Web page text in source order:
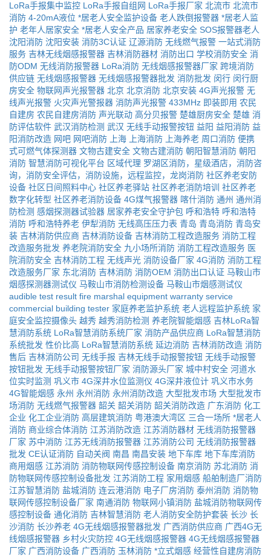
LoRa手报集中监控 LoRa手报自组网 LoRa手报厂家 北流市 北流市
消防 4-20mA液位 *居老人安全监护设备 老人跌倒报警器 *居老人监
护 老年人居家安全 *居老人安全产品 居家养老安全 SOS报警器老人
沈阳消防 沈阳安装 消防3C认证 辽源消防 无线燃气报警 一站式消防
服务 吉林无线烟感报警器 吉林消防器材 消防出口 学校消防安全 消
防ODM 无线消防报警器 LoRa消防 无线烟感报警器厂家 跨境消防
供应链 无线烟感报警器 无线烟感报警器批发 消防批发 闵行 闵行厨
房安全 物联网声光报警器 北京 北京消防 北京安装 4G声光报警 无
线声光报警 火灾声光警报器 消防声光报警 433MHz 即装即用 农民
自建房 农民自建房消防 声光联动 高分贝报警 楚雄厨房安全 楚雄 消
防评估软件 武汉消防检测 武汉 无线手动报警按钮 益阳 益阳消防 益
阳消防改造 网吧 网吧消防 上海 上海消防 上海养老 周口消防 便携
式可燃气体探测器 文物古建安全 文物古建消防 朝阳智慧消防 朝阳
消防 智慧消防可视化平台 区域代理 罗湖区消防，星级酒店，消防咨
询，消防安全评估，消防设施，远程监控，龙岗消防 社区养老安防
设备 社区日间照料中心 社区养老驿站 社区养老消防培训 社区养老
数字化转型 社区养老消防设备 4G煤气报警器 喀什消防 通州 通州消
防检测 感烟探测器试验器 居家养老安全守护包 呼和浩特 呼和浩特
消防 呼和浩特养老 伊犁消防 无线高压压力表 青岛 青岛消防 青岛安
装 吉林消防供应商 吉林消防设备 吉林消防工程改造服务 消防工程
改造服务批发 养老院消防安全 九小场所消防 消防工程改造服务 医
院消防安全 吉林消防工程 无线声光 消防设备厂家 4G消防 消防工程
改造服务厂家 东北消防 吉林消防 消防OEM 消防出口认证 马鞍山市
烟感探测器测试仪 马鞍山市消防检测设备 马鞍山市烟感测试仪
audible test result fire marshal equipment warranty service
commercial building tester 家庭养老监护系统 老人远程监护系统 家
庭安全监控摄像头 越秀 越秀消防检测 养老院智能烟感 吉林LoRa智
慧消防系统 LoRa智慧消防系统厂家 消防产品供应商 LoRa智慧消防
系统批发 性价比高 LoRa智慧消防系统 延边消防 吉林消防改造 消防
售后 吉林消防公司 无线手报 吉林无线手动报警按钮 无线手动报警
按钮批发 无线手动报警按钮厂家 消防源头厂家 城中村安全 河道水
位实时监测 巩义市 4G深井水位监测仪 4G深井液位计 巩义市水务
4G智能烟感 永州 永州消防 永州消防改造 大型批发市场 大型批发市
场消防 无线燃气报警器 韶关 韶关消防 韶关消防改造 广东消防 化工
企业 化工企业消防 高层建筑消防 粤港澳大湾区 三合一场所 *居老人
消防 商业综合体消防 江苏消防改造 江苏消防器材 无线消防报警器
厂家 苏中消防 江苏无线消防报警器 江苏消防公司 无线消防报警器
批发 CE认证消防 自动关阀 南昌 南昌安装 地下车库 地下车库消防
商用烟感 江苏消防 消防物联网传感控制设备 南京消防 苏北消防 消
防物联网传感控制设备批发 江苏消防工程 家用烟感 船舶制造厂消防
江苏智慧消防 盐城消防 连云港消防 电子厂房消防 泰州消防 消防物
联网传感控制设备厂家 南通消防 物联网小镇消防 盐城消防物联网传
感控制设备 通化消防 吉林智慧消防 老人消防安全防护套装 长沙 长
沙消防 长沙养老 4G无线烟感报警器批发 广西消防供应商 广西4G无
线烟感报警器 乡村火灾防控 4G无线烟感报警器 4G无线烟感报警器
厂家 广西消防设备 广西消防 玉林消防 *立式烟感 经营性自建房消防